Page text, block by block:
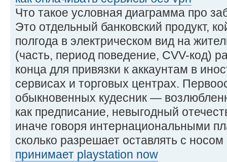
Что такое условная диаграмма про
Это отдельный банковский продукт,
полгода в электрическом вид на
(часть, период поведение, CVV-код)
конца для привязки к аккаунтам в
сервисах и торговых центрах.
обыкновенных кудесник —
как предписание, невыгодный
иначе говоря интернациональными
сколько разрешает оставлять с
принимает playstation now